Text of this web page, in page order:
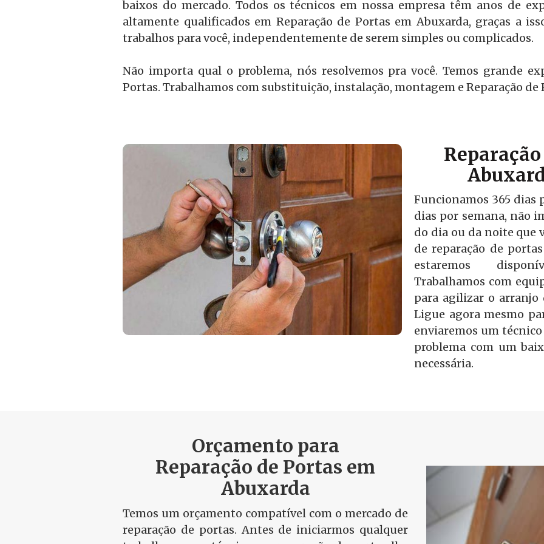
baixos do mercado. Todos os técnicos em nossa empresa têm anos de
altamente qualificados em Reparação de Portas em Abuxarda, graças a
trabalhos para você, independentemente de serem simples ou complicados.
Não importa qual o problema, nós resolvemos pra você. Temos grande
Portas. Trabalhamos com substituição, instalação, montagem e Reparação de
Funcionamos 365 dias
dias por semana, não
do dia ou da noite que
de reparação de
estaremos
Trabalhamos com
para agilizar o arranjo
Ligue agora mesmo
enviaremos um
problema com um
necessária.
Orçamento para
Reparação de Portas em
Abuxarda
Temos um orçamento compatível com o mercado de
reparação de portas. Antes de iniciarmos qualquer